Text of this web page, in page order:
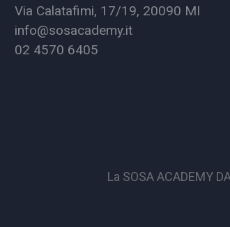
Via Calatafimi, 17/19, 20090 MI
info@sosacademy.it
02 4570 6405
La SOSA ACADEMY